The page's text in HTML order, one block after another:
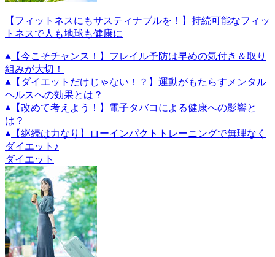
【フィットネスにもサスティナブルを！】持続可能なフィッ
トネスで人も地球も健康に
【今こそチャンス！】フレイル予防は早めの気付き＆取り
組みが大切！
【ダイエットだけじゃない！？】運動がもたらすメンタル
ヘルスへの効果とは？
【改めて考えよう！】電子タバコによる健康への影響と
は？
【継続は力なり】ローインパクトトレーニングで無理なく
ダイエット♪
ダイエット